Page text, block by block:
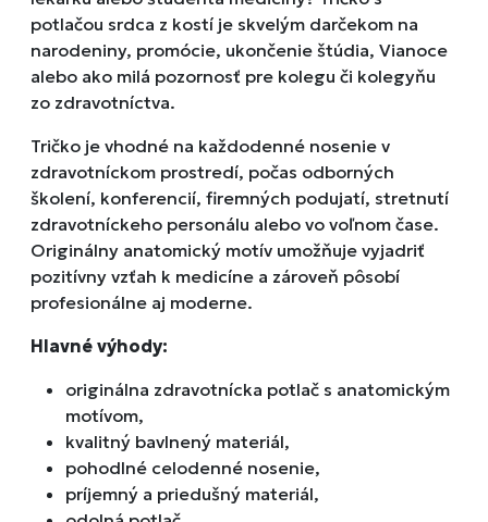
potlačou srdca z kostí je skvelým darčekom na
narodeniny, promócie, ukončenie štúdia, Vianoce
alebo ako milá pozornosť pre kolegu či kolegyňu
zo zdravotníctva.
Tričko je vhodné na každodenné nosenie v
zdravotníckom prostredí, počas odborných
školení, konferencií, firemných podujatí, stretnutí
zdravotníckeho personálu alebo vo voľnom čase.
Originálny anatomický motív umožňuje vyjadriť
pozitívny vzťah k medicíne a zároveň pôsobí
profesionálne aj moderne.
Hlavné výhody:
originálna zdravotnícka potlač s anatomickým
motívom,
kvalitný bavlnený materiál,
pohodlné celodenné nosenie,
príjemný a priedušný materiál,